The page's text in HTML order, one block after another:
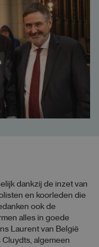
dankzij de inzet van
en koorleden die
ook de
alles in goede
Laurent van België
algemeen